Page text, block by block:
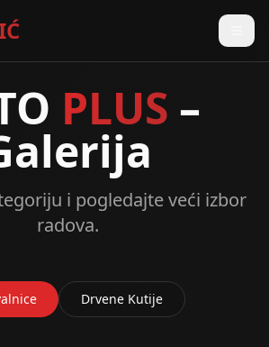
PLUS –
i pogledajte veći izbor
radova.
Drvene Kutije